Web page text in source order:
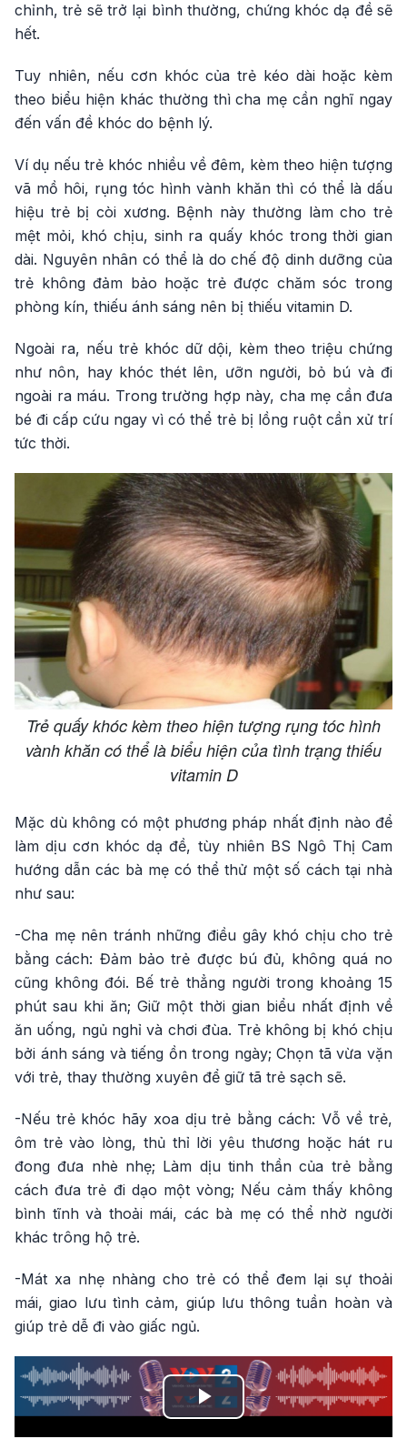
chỉnh, trẻ sẽ trở lại bình thường, chứng khóc dạ đề sẽ
hết.
Tuy nhiên, nếu cơn khóc của trẻ kéo dài hoặc kèm
theo biểu hiện khác thường thì cha mẹ cần nghĩ ngay
đến vấn đề khóc do bệnh lý.
Ví dụ nếu trẻ khóc nhiều về đêm, kèm theo hiện tượng
vã mồ hôi, rụng tóc hình vành khăn thì có thể là dấu
hiệu trẻ bị còi xương. Bệnh này thường làm cho trẻ
mệt mỏi, khó chịu, sinh ra quấy khóc trong thời gian
dài. Nguyên nhân có thể là do chế độ dinh dưỡng của
trẻ không đảm bảo hoặc trẻ được chăm sóc trong
phòng kín, thiếu ánh sáng nên bị thiếu vitamin D.
Ngoài ra, nếu trẻ khóc dữ dội, kèm theo triệu chứng
như nôn, hay khóc thét lên, ưỡn người, bỏ bú và đi
ngoài ra máu. Trong trường hợp này, cha mẹ cần đưa
bé đi cấp cứu ngay vì có thể trẻ bị lồng ruột cần xử trí
tức thời.
Trẻ quấy khóc kèm theo hiện tượng rụng tóc hình
vành khăn có thể là biểu hiện của tình trạng thiếu
vitamin D
Mặc dù không có một phương pháp nhất định nào để
làm dịu cơn khóc dạ đề, tùy nhiên BS Ngô Thị Cam
hướng dẫn các bà mẹ có thể thử một số cách tại nhà
như sau:
-Cha mẹ nên tránh những điều gây khó chịu cho trẻ
bằng cách: Đảm bảo trẻ được bú đủ, không quá no
cũng không đói. Bế trẻ thẳng người trong khoảng 15
phút sau khi ăn; Giữ một thời gian biểu nhất định về
ăn uống, ngủ nghỉ và chơi đùa. Trẻ không bị khó chịu
bởi ánh sáng và tiếng ồn trong ngày; Chọn tã vừa vặn
với trẻ, thay thường xuyên để giữ tã trẻ sạch sẽ.
-Nếu trẻ khóc hãy xoa dịu trẻ bằng cách: Vỗ về trẻ,
ôm trẻ vào lòng, thủ thỉ lời yêu thương hoặc hát ru
đong đưa nhè nhẹ; Làm dịu tinh thần của trẻ bằng
cách đưa trẻ đi dạo một vòng; Nếu cảm thấy không
bình tĩnh và thoải mái, các bà mẹ có thể nhờ người
khác trông hộ trẻ.
-Mát xa nhẹ nhàng cho trẻ có thể đem lại sự thoải
mái, giao lưu tình cảm, giúp lưu thông tuần hoàn và
giúp trẻ dễ đi vào giấc ngủ.
Play